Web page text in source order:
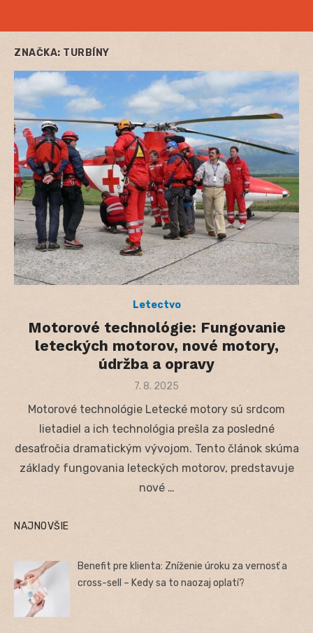
ZNAČKA: TURBÍNY
Letectvo
Motorové technológie: Fungovanie
leteckých motorov, nové motory,
údržba a opravy
Posted
7. 8. 2025
Motorové technológie Letecké motory sú srdcom
lietadiel a ich technológia prešla za posledné
desaťročia dramatickým vývojom. Tento článok skúma
základy fungovania leteckých motorov, predstavuje
nové …
NAJNOVŠIE
Benefit pre klienta: Zníženie úroku za vernosť a
cross-sell – Kedy sa to naozaj oplatí?